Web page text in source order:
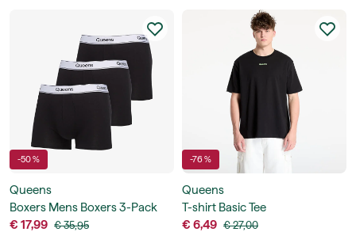
-50 %
Queens
Boxers Mens Boxers 3-Pack
€ 17,99 € 35,95
-76 %
Queens
T-shirt Basic Tee
€ 6,49 € 27,00